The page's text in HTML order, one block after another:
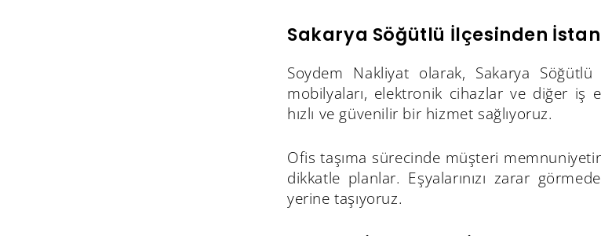
Sakarya Söğütlü İlçesinden
Soydem Nakliyat olarak, Sakarya
mobilyaları, elektronik cihazlar ve diğer iş
hızlı ve güvenilir bir hizmet sağlıyoruz.
Ofis taşıma sürecinde müşteri
dikkatle planlar. Eşyalarınızı zarar
yerine taşıyoruz.